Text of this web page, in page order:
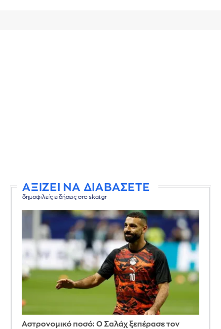
ΑΞΙΖΕΙ ΝΑ ΔΙΑΒΑΣΕΤΕ
δημοφιλείς ειδήσεις στο skai.gr
Αστρονομικό ποσό: Ο Σαλάχ ξεπέρασε τον